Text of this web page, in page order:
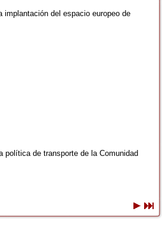
del espacio europeo de
política de transporte de la Comunidad